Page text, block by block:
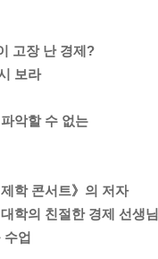
아무런 변화가 없습니다
내세요(49쪽)
이제 제가 뭘 물어볼지
입니다. 하지만 당신이
함정에 빠졌을 때 제가
지 않도록 하는 것이
고장 난 경제?
보라
악할 수 없는
학 콘서트》의 저자
학의 친절한 경제 선생님
업